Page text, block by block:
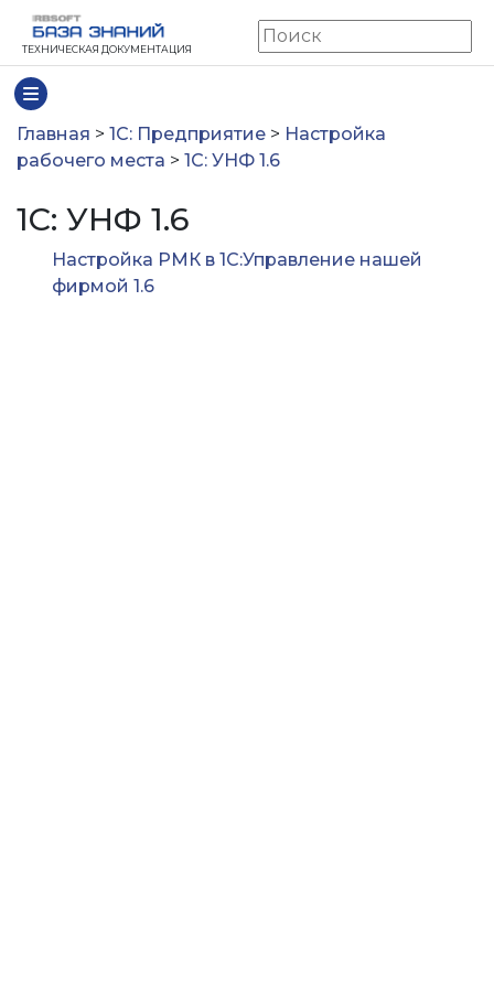
ТЕХНИЧЕСКАЯ ДОКУМЕНТАЦИЯ
Главная > 1С: Предприятие > Настройка
рабочего места > 1С: УНФ 1.6
1С: УНФ 1.6
Настройка РМК в 1С:Управление нашей
фирмой 1.6